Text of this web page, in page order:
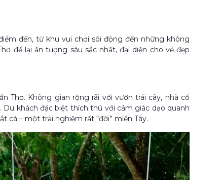
đến, từ khu vui chơi sôi động đến những không
để lại ấn tượng sâu sắc nhất, đại diện cho vẻ đẹp
Thơ. Không gian rộng rãi với vườn trái cây, nhà cổ
khách đặc biệt thích thú với cảm giác dạo quanh
– một trải nghiệm rất “đời” miền Tây.